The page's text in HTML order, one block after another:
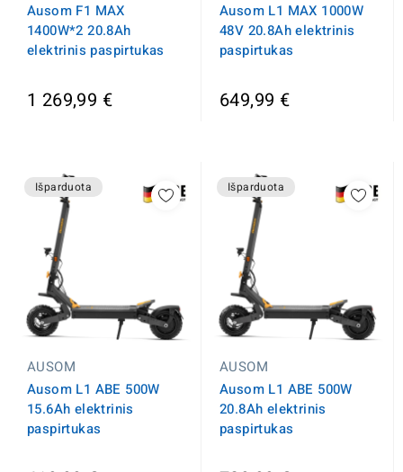
Ausom F1 MAX
1400W*2 20.8Ah
elektrinis paspirtukas
1 269,99 €
Ausom L1 MAX 1000W
48V 20.8Ah elektrinis
paspirtukas
649,99 €
Išparduota
AUSOM
Ausom L1 ABE 500W
15.6Ah elektrinis
paspirtukas
Išparduota
AUSOM
Ausom L1 ABE 500W
20.8Ah elektrinis
paspirtukas